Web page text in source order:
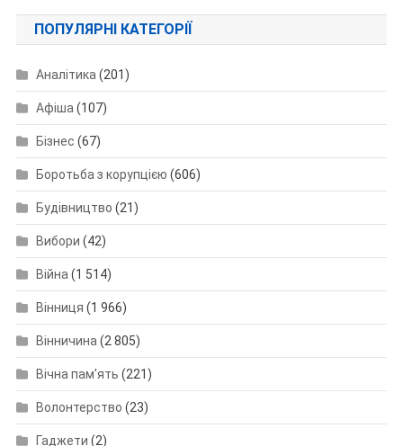
ПОПУЛЯРНІ КАТЕГОРІЇ
Аналітика (201)
Афіша (107)
Бізнес (67)
Боротьба з корупцією (606)
Будівництво (21)
Вибори (42)
Війна (1 514)
Вінниця (1 966)
Вінничина (2 805)
Вічна пам'ять (221)
Волонтерство (23)
Гаджети (2)